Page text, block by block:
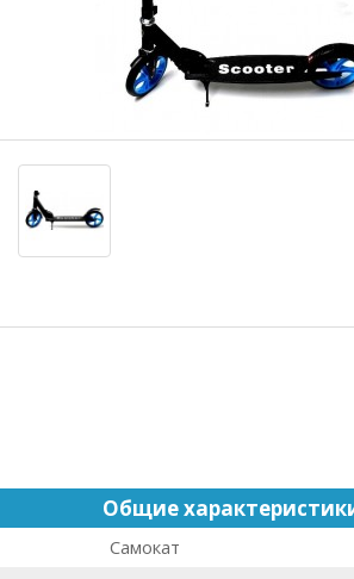
Общие
Самокат